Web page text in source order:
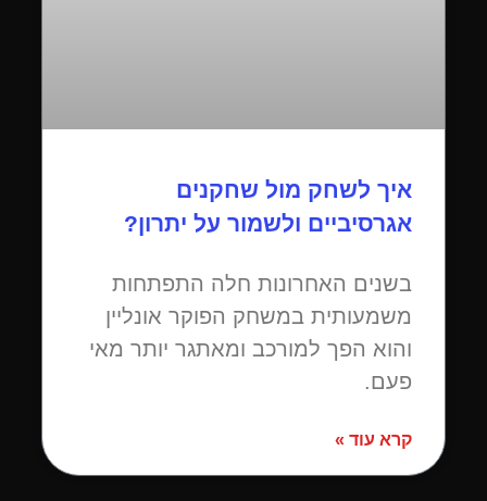
איך לשחק מול שחקנים
אגרסיביים ולשמור על יתרון?
בשנים האחרונות חלה התפתחות
משמעותית במשחק הפוקר אונליין
והוא הפך למורכב ומאתגר יותר מאי
פעם.
קרא עוד »